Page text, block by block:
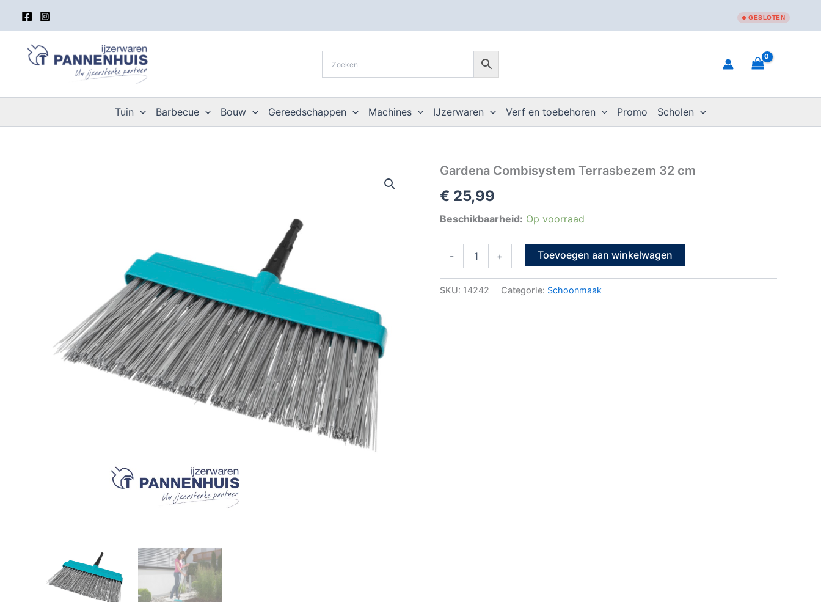
inhoud
GESLOTEN
Tuin Barbecue Bouw Gereedschappen Machines IJzerwaren Verf en toebehoren Promo Scholen
Gardena Combisystem Terrasbezem 32 cm
€ 25,99
Beschikbaarheid: Op voorraad
-
Gardena
Terrasbezem
32
cm
+ Toevoegen aan winkelwagen
SKU: 14242 Categorie: Schoonmaak